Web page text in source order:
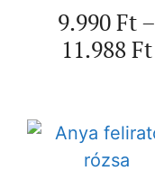
9.990Ft–
11.988 Ft